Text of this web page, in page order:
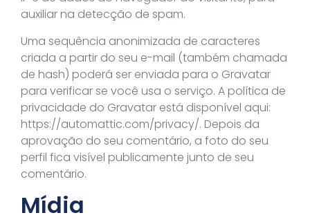
auxiliar na detecção de spam.
Uma sequência anonimizada de caracteres
criada a partir do seu e-mail (também chamada
de hash) poderá ser enviada para o Gravatar
para verificar se você usa o serviço. A política de
privacidade do Gravatar está disponível aqui:
https://automattic.com/privacy/. Depois da
aprovação do seu comentário, a foto do seu
perfil fica visível publicamente junto de seu
comentário.
Mídia